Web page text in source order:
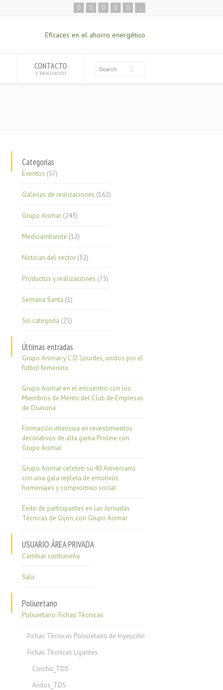
Eficaces en el ahorro energético
CONTACTO
y localización
Categorías
Eventos (57)
Galerías de realizaciones (162)
Grupo Aismar (243)
Medioambiente (12)
Noticias del sector (52)
Productos y realizaciones (75)
Semana Santa (1)
Sin categoría (25)
Últimas entradas
Grupo Aismar y C.D. Lourdes, unidos por el
fútbol femenino
Grupo Aismar en el encuentro con los
Miembros de Mérito del Club de Empresas
de Osasuna
Formación intensiva en revestimientos
decorativos de alta gama Proline con
Grupo Aismar
Grupo Aismar celebró su 40 Aniversario
con una gala repleta de emotivos
homenajes y compromiso social
Éxito de participantes en las Jornadas
Técnicas de Gijón, con Grupo Aismar
USUARIO ÁREA PRIVADA
Cambiar contraseña
Salir
Poliuretano
Poliuretano: Fichas Técnicas
Fichas Técnicas Poliuretano de Inyección
Fichas Técnicas Ligantes
Corcho_TDS
Áridos_TDS